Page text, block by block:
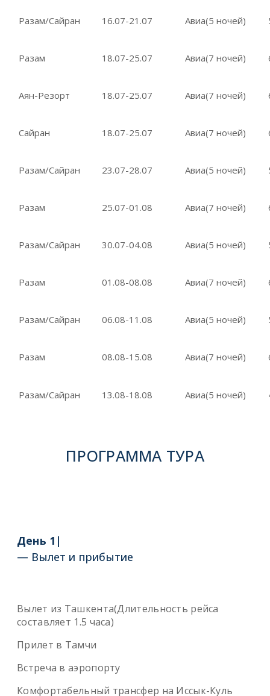
Разам/Сайран 16.07-21.07 Авиа(5 ночей)
Разам 18.07-25.07 Авиа(7 ночей)
Аян-Резорт 18.07-25.07 Авиа(7 ночей)
Сайран 18.07-25.07 Авиа(7 ночей)
Разам/Сайран 23.07-28.07 Авиа(5 ночей)
Разам 25.07-01.08 Авиа(7 ночей)
Разам/Сайран 30.07-04.08 Авиа(5 ночей)
Разам 01.08-08.08 Авиа(7 ночей)
Разам/Сайран 06.08-11.08 Авиа(5 ночей)
Разам 08.08-15.08 Авиа(7 ночей)
Разам/Сайран 13.08-18.08 Авиа(5 ночей)
ПРОГРАММА ТУРА
День 1|
— Вылет и прибытие
Вылет из Ташкента(Длительность рейса
составляет 1.5 часа)
Прилет в Тамчи
Встреча в аэропорту
Комфортабельный трансфер на Иссык-Куль